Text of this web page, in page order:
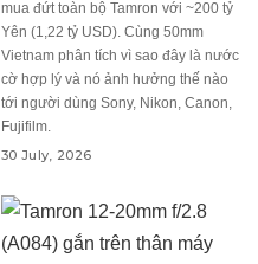
mua đứt toàn bộ Tamron với ~200 tỷ
Yên (1,22 tỷ USD). Cùng 50mm
Vietnam phân tích vì sao đây là nước
cờ hợp lý và nó ảnh hưởng thế nào
tới người dùng Sony, Nikon, Canon,
Fujifilm.
30 July, 2026